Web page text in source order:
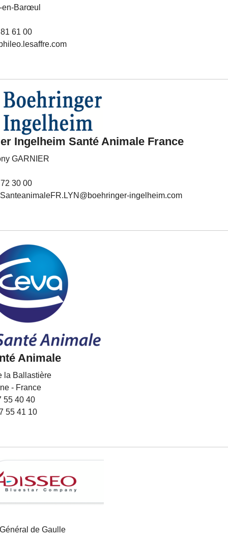
en-Barœul
61 00
Ingelheim Santé Animale France
GARNIER
30 00
ingelheim.com
Animale
la Ballastière
- France
55 40 40
55 41 10
de Gaulle